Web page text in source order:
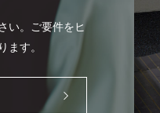
い。ご要件をヒ
す。